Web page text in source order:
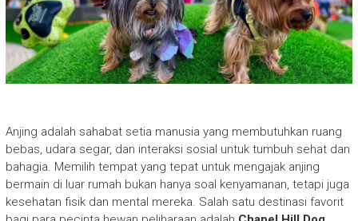
Anjing adalah sahabat setia manusia yang membutuhkan ruang
bebas, udara segar, dan interaksi sosial untuk tumbuh sehat dan
bahagia. Memilih tempat yang tepat untuk mengajak anjing
bermain di luar rumah bukan hanya soal kenyamanan, tetapi juga
kesehatan fisik dan mental mereka. Salah satu destinasi favorit